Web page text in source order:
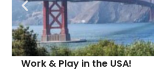
Work & Play in the USA!